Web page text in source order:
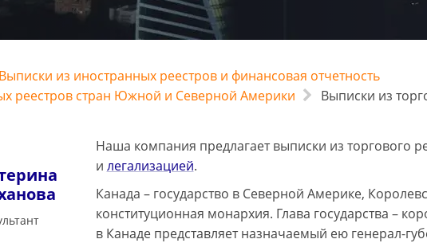
Выписки из иностранных реестров и финансовая отчетность
реестров стран Южной и Северной Америки
Выписки из
Наша компания предлагает выписки из торгового
и легализацией.
Канада – государство в Северной Америке,
конституционная монархия. Глава государства –
в Канаде представляет назначаемый ею генерал-